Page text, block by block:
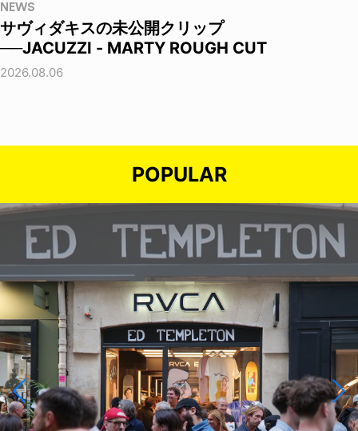
NEWS
サヴィダキスの未公開クリップ
──JACUZZI - MARTY ROUGH CUT
2026.08.06
POPULAR